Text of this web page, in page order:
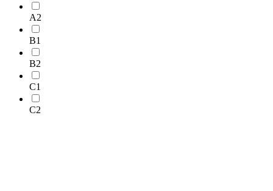
A2
B1
B2
C1
C2